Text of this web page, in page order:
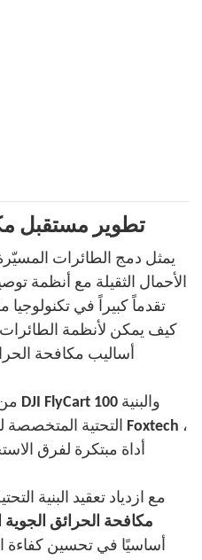
تطوير مستقبل
يمثل دمج الطائرات
الأحمال الثقيلة مع أنظمة
تقدماً كبيراً في
أساليب مكافحة
DJI FlyCart 100
Foxtech ،
مع ازدياد تعقيد البنية
مكافحة الحرائق
أساسيًا في تحسين كفاءة